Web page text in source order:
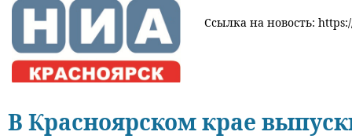
Ссылка на новость:
В Красноярском крае